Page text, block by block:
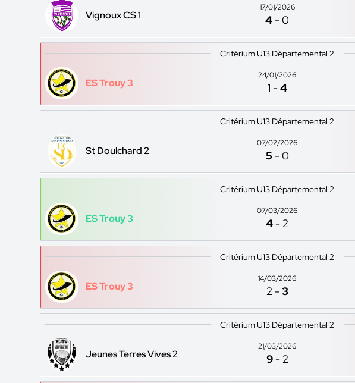
Vignoux CS 1
17/01/2026
4 -0
Critérium U13 Départemental 2
ES Trouy 3
24/01/2026
1 -4
Critérium U13 Départemental 2
St Doulchard 2
07/02/2026
5 -0
Critérium U13 Départemental 2
ES Trouy 3
07/03/2026
4 -2
Critérium U13 Départemental 2
ES Trouy 3
14/03/2026
2 -3
Critérium U13 Départemental 2
Jeunes Terres Vives 2
21/03/2026
9 -2